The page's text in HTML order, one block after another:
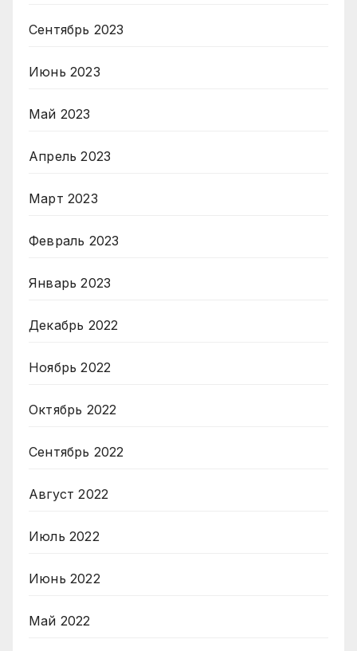
Сентябрь 2023
Июнь 2023
Май 2023
Апрель 2023
Март 2023
Февраль 2023
Январь 2023
Декабрь 2022
Ноябрь 2022
Октябрь 2022
Сентябрь 2022
Август 2022
Июль 2022
Июнь 2022
Май 2022